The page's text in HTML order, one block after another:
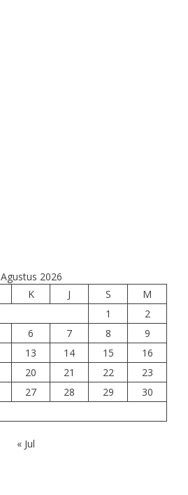
Agustus 2026
K J S
M
1
2
6 7 8
9
13 14 15
16
20 21 22
23
27 28 29
30
« Jul